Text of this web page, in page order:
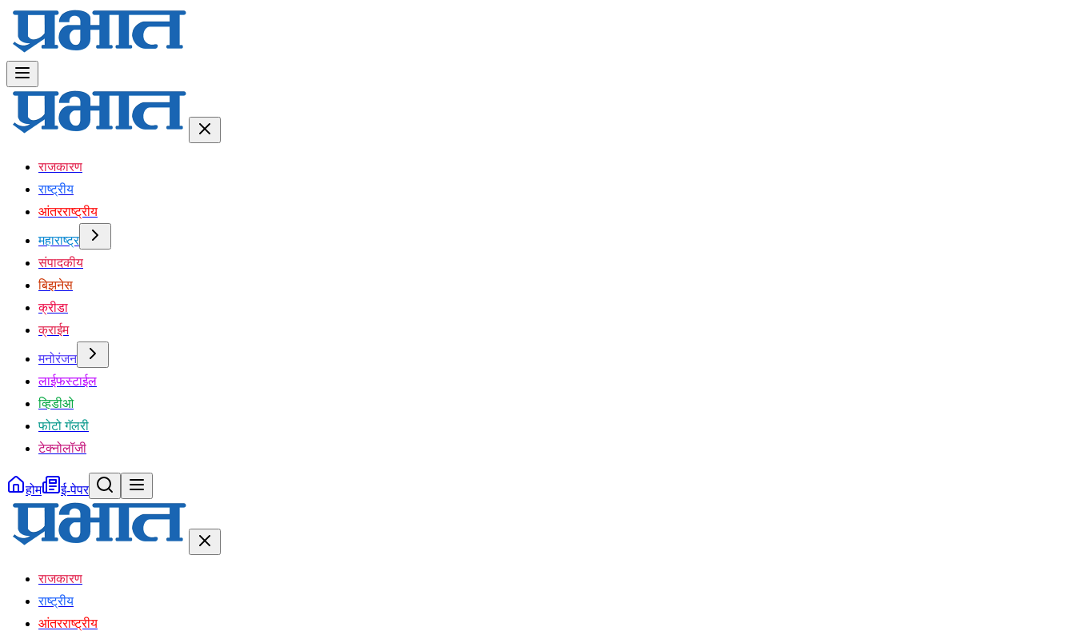
राजकारण
राष्ट्रीय
आंतरराष्ट्रीय
महाराष्ट्र
संपादकीय
बिझनेस
क्रीडा
क्राईम
मनोरंजन
लाईफस्टाईल
व्हिडीओ
फोटो गॅलरी
टेक्नोलॉजी
होम ई-पेपर
राजकारण
राष्ट्रीय
आंतरराष्ट्रीय